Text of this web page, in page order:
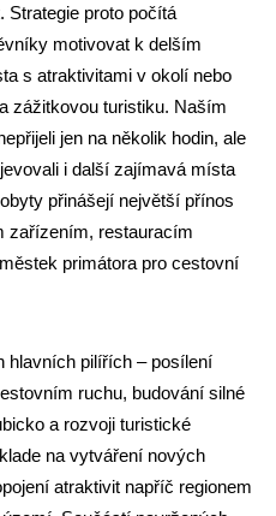
Strategie proto počítá
motivovat k delším
s atraktivitami v okolí nebo
zážitkovou turistiku. Naším
jen na několik hodin, ale
i další zajímavá místa
přinášejí největší přínos
zařízením, restauracím
primátora pro cestovní
hlavních pilířích – posílení
ruchu, budování silné
a rozvoji turistické
na vytváření nových
atraktivit napříč regionem